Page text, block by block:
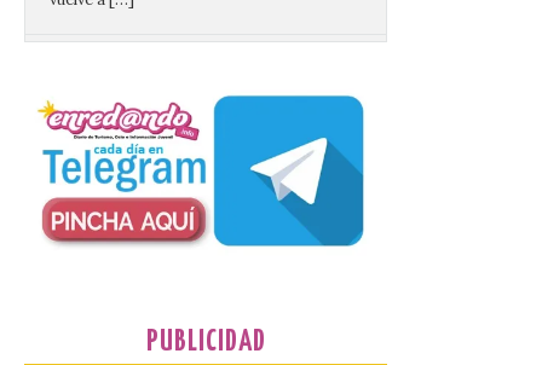
Santander aconseja acudir
público y evitar el
vehículo privado para el
eclipse
8 Ago 2026
El TUS cuenta con líneas
Corbanera o Ciriego y
reforzará la movilidad con un servicio
PUBLICIDAD